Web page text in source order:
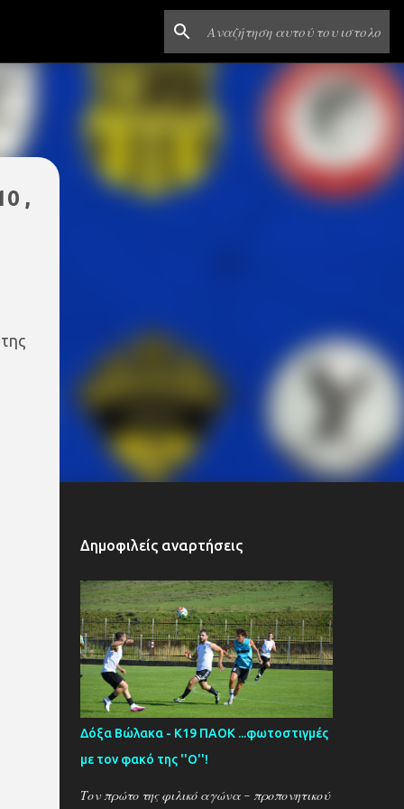
,
Δημοφιλείς αναρτήσεις
Δόξα Βώλακα - Κ19 ΠΑΟΚ ...φωτοστιγμές
με τον φακό της ''Ο''!
Τον πρώτο της φιλικό αγώνα - προπονητικού